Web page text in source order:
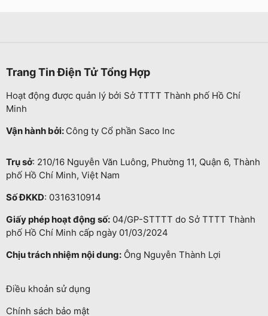
Trang Tin Điện Tử Tổng Hợp
Hoạt động được quản lý bởi Sở TTTT Thành phố Hồ Chí
Minh
Vận hành bởi: Công ty Cổ phần Saco Inc
Trụ sở: 210/16 Nguyễn Văn Luông, Phường 11, Quận 6, Thành
phố Hồ Chí Minh, Việt Nam
Số ĐKKD: 0316310914
Giấy phép hoạt động số: 04/GP-STTTT do Sở TTTT Thành
phố Hồ Chí Minh cấp ngày 01/03/2024
Chịu trách nhiệm nội dung: Ông Nguyễn Thành Lợi
Điều khoản sử dụng
Chính sách bảo mật